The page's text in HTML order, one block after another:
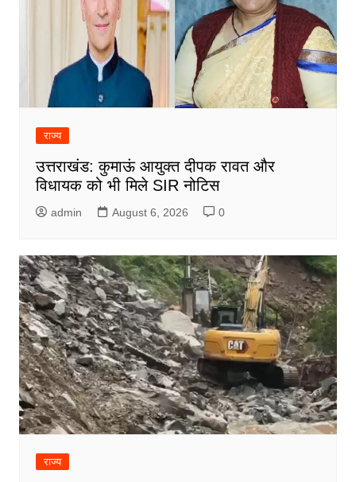
राज्य
उत्तराखंड: कुमाऊं आयुक्त दीपक रावत और
विधायक को भी मिले SIR नोटिस
admin August 6, 2026 0
राज्य